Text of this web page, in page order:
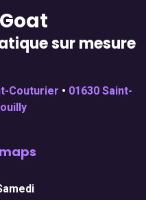
sur mesure
Couturier • 01630 Saint-